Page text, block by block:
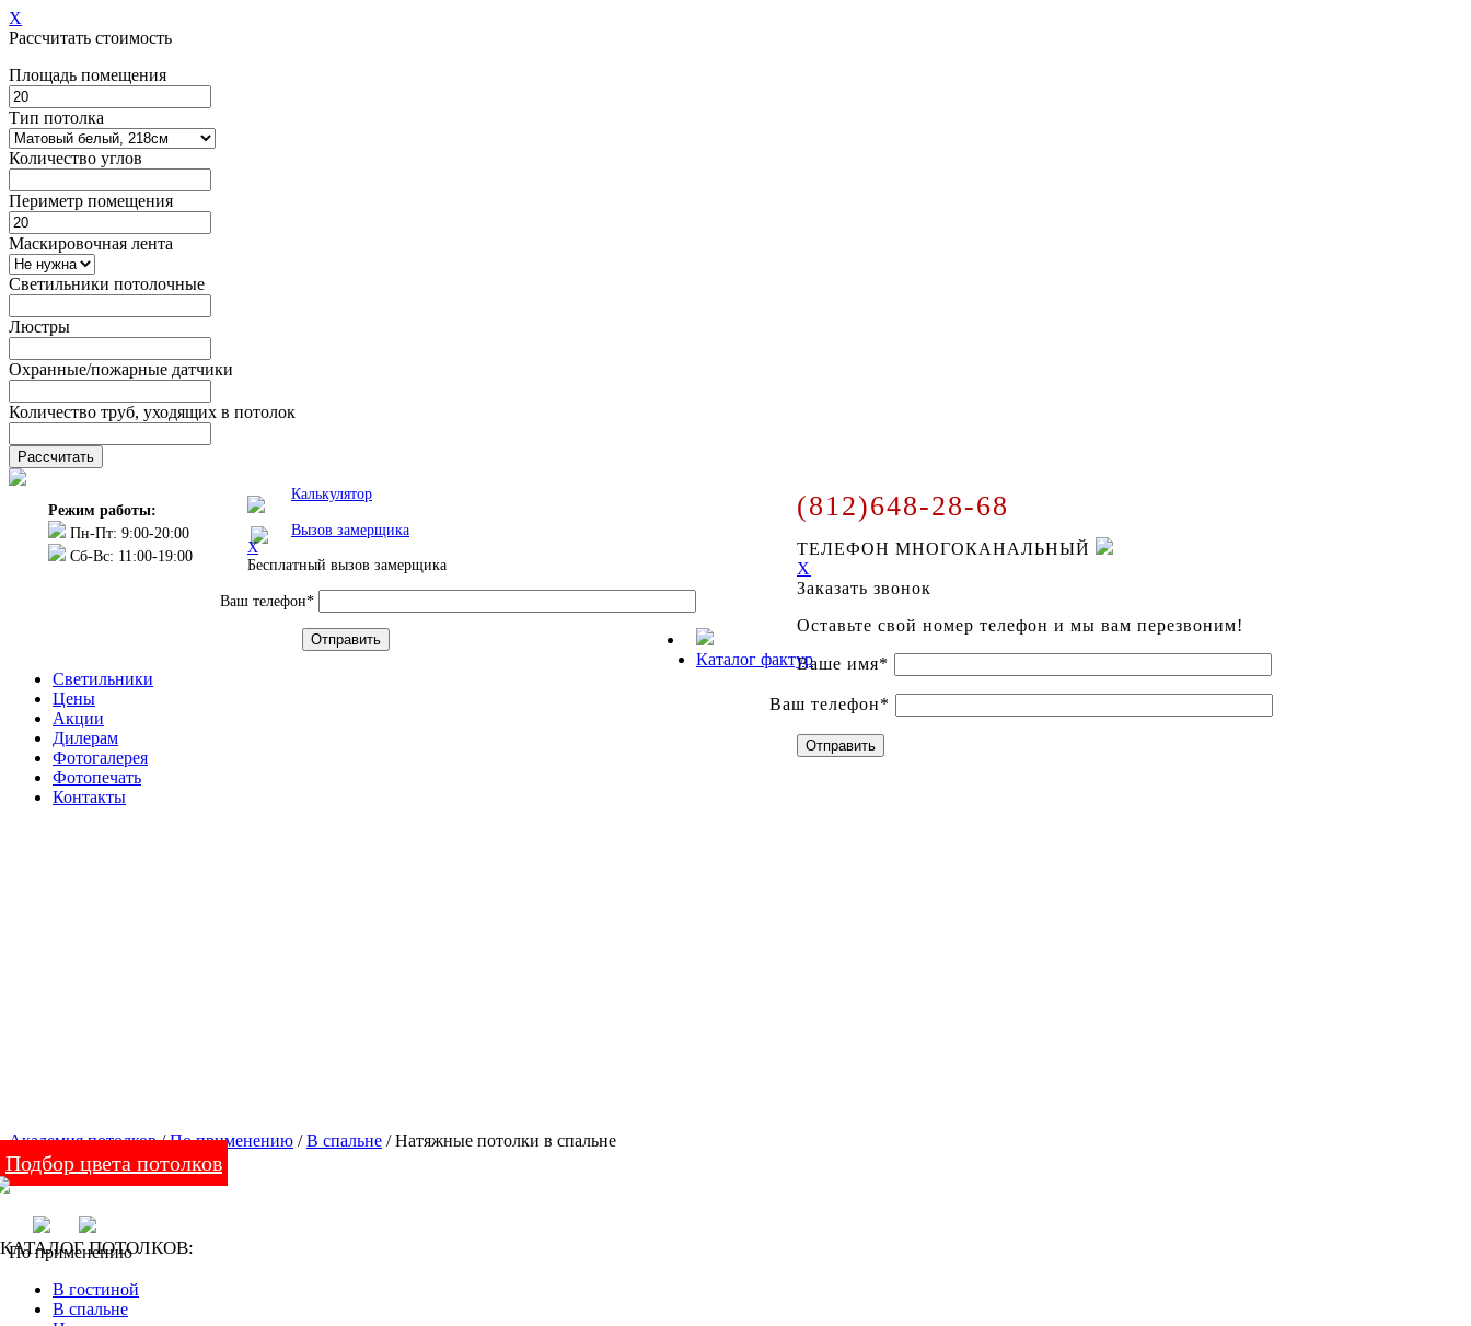
X
Рассчитать стоимость
Площадь помещения
Тип потолка
Количество углов
Периметр помещения
Маскировочная лента
Светильники потолочные
Люстры
Охранные/пожарные датчики
Количество труб, уходящих в потолок
Режим работы:
Пн-Пт: 9:00-20:00
Сб-Вс: 11:00-19:00
Калькулятор
Вызов замерщика
X
Бесплатный вызов замерщика
Ваш телефон*
(812)648-28-68
ТЕЛЕФОН МНОГОКАНАЛЬНЫЙ
X
Заказать звонок
Оставьте свой номер телефон и мы вам перезвоним!
Ваше имя*
Ваш телефон*
Каталог фактур
Светильники
Цены
Акции
Дилерам
Фотогалерея
Фотопечать
Контакты
Академия потолков/По применению /В спальне / Натяжные потолки в спальне
Подбор цвета потолков
КАТАЛОГ ПОТОЛКОВ:
По применению
В гостиной
В спальне